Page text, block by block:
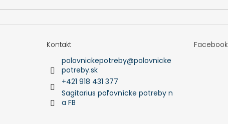
Kontakt
polovnickepotreby@polovnicke
potreby.sk
+421 918 431 377
Sagitarius poľovnícke potreby n
a FB
Facebook